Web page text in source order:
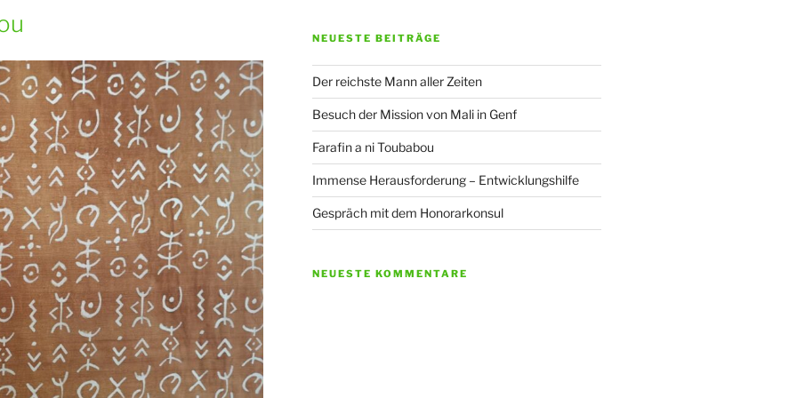
NEUESTE BEITRÄGE
Der reichste Mann aller Zeiten
Besuch der Mission von Mali in Genf
Farafin a ni Toubabou
Immense Herausforderung – Entwicklungshilfe
Gespräch mit dem Honorarkonsul
NEUESTE KOMMENTARE